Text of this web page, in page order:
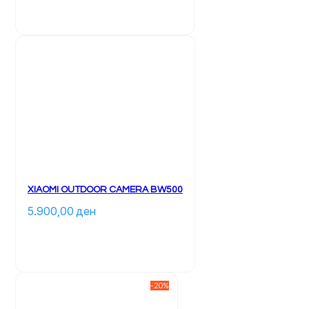
XIAOMI OUTDOOR CAMERA BW500
5.900,00 ден
-20%